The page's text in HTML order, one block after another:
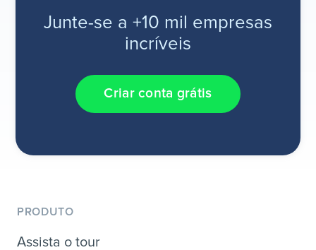
Junte-se a +10 mil empresas
incríveis
Criar conta grátis
PRODUTO
Assista o tour